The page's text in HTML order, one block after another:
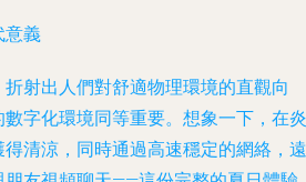
意義
射出人們對舒適物理環境的直觀向
字化環境同等重要。想象一下，在炎
清涼，同時通過高速穩定的網絡，遠